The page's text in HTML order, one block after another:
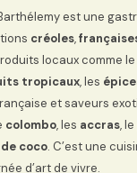
est une
créoles,
locaux comme le
tropicaux, les
et saveurs
colombo, les accras, le
coco. C’est une
d’art de vivre.